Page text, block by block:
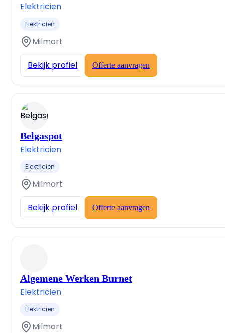
Elektricien
Elektricien
Milmort
Bekijk profiel Offerte aanvragen
Belgaspot
Elektricien
Elektricien
Milmort
Bekijk profiel Offerte aanvragen
Algemene Werken Burnet
Elektricien
Elektricien
Milmort